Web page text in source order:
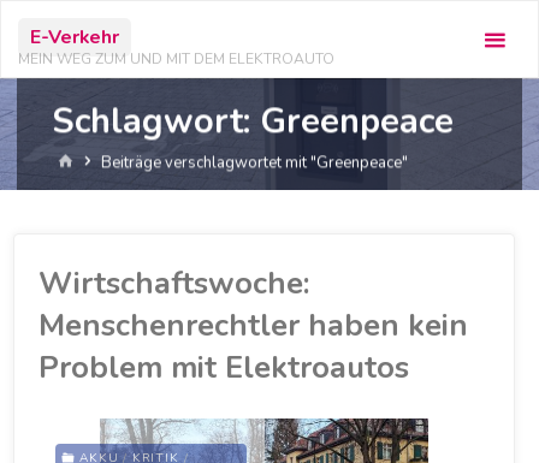
Inhalt
springen
E-Verkehr
MEIN WEG ZUM UND MIT DEM ELEKTROAUTO
Schlagwort: Greenpeace
StartBeiträge verschlagwortet mit "Greenpeace"
Wirtschaftswoche:
Menschenrechtler haben kein
Problem mit Elektroautos
AKKU / KRITIK /